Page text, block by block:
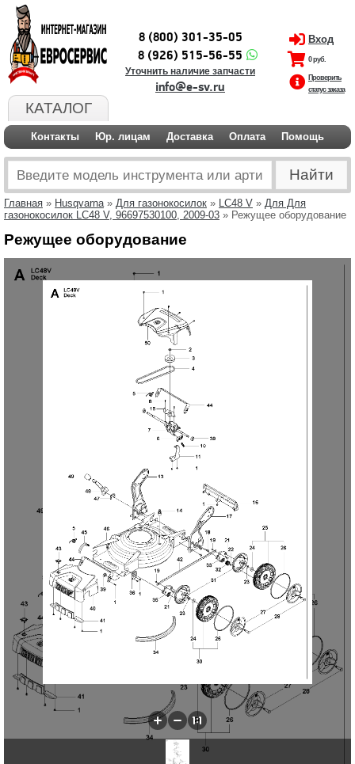
КАТАЛОГ
8 (800) 301-35-05
8 (926) 515-56-55
Уточнить наличие запчасти
info@e-sv.ru
Вход
0 руб.
Проверить
статус заказа
Контакты Юр. лицам Доставка Оплата Помощь
Главная » Husqvarna» Для газонокосилок » LC48 V » Для Для
газонокосилок LC48 V, 96697530100, 2009-03 » Режущее оборудование
Режущее оборудование